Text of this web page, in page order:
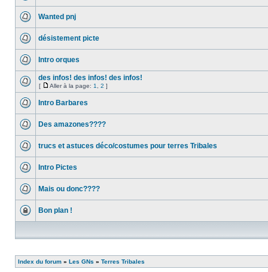
Wanted pnj
désistement picte
Intro orques
des infos! des infos! des infos!
[ Aller à la page: 1 2 ]
Intro Barbares
Des amazones????
trucs et astuces déco/costumes pour terres Tribales
Intro Pictes
Mais ou donc????
Bon plan !
Index du forum » Les GNs » Terres Tribales